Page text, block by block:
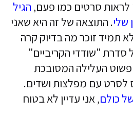
לראות סרטים כמו פעם, הגיל
שלי. התוצאה של זה היא שאני
תמיד זוכר מה בדיוק קרה
"שודדי הקריביים"
פשוט העלילה המסובכת
לסרט עם מפלצות ושדים.
כולם, אני עדיין לא בטוח